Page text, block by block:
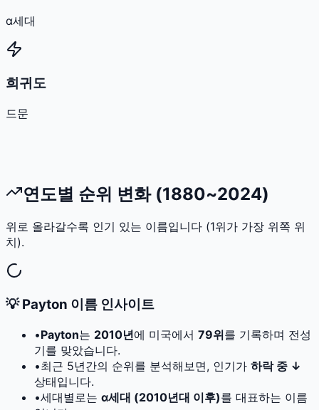
α세대
희귀도
드문
연도별 순위 변화 (1880~2024)
위로 올라갈수록 인기 있는 이름입니다 (1위가 가장 위쪽 위
치).
💡Payton 이름 인사이트
•Payton는 2010년에 미국에서 79위를 기록하며 전성
기를 맞았습니다.
•최근 5년간의 순위를 분석해보면, 인기가 하락 중 ↓
상태입니다.
•세대별로는 α세대 (2010년대 이후)를 대표하는 이름